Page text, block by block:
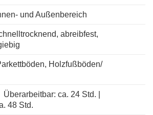
und Außenbereich
abreibfest,
Holzfußböden/
Überarbeitbar: ca. 24 Std. |
48 Std.